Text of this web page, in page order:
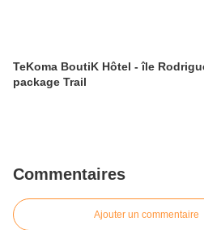
TeKoma BoutiK Hôtel - île
package Trail
Commentaires
Ajouter un commentaire